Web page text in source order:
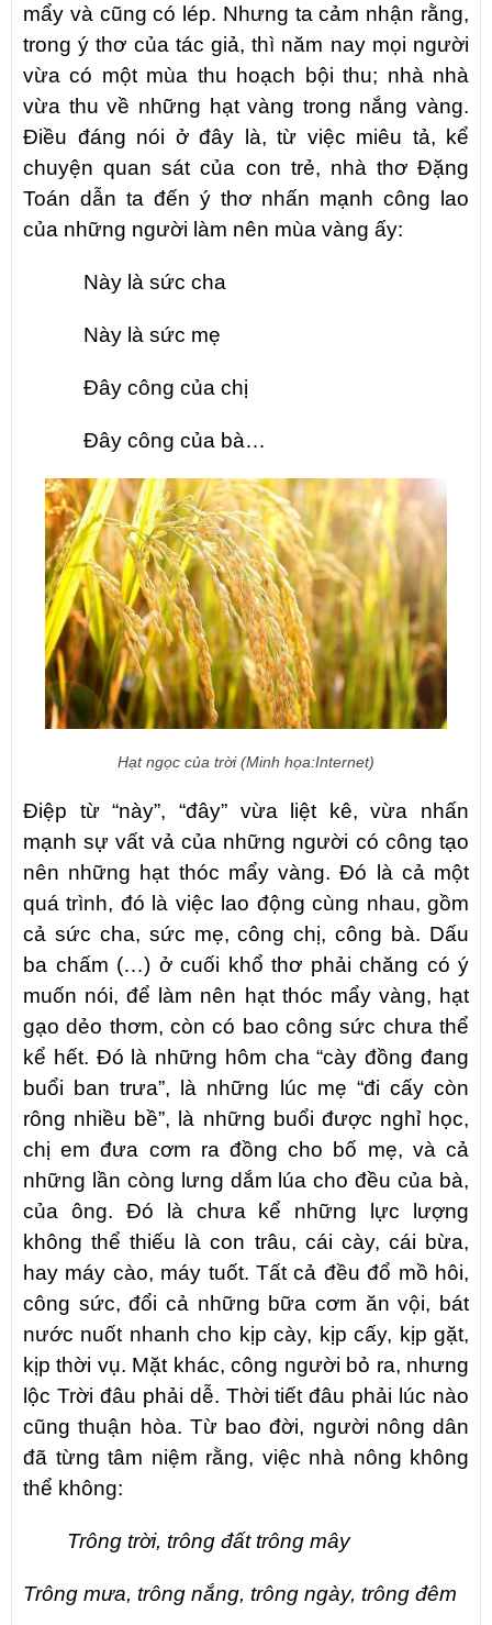
mẩy và cũng có lép. Nhưng ta cảm nhận rằng,
trong ý thơ của tác giả, thì năm nay mọi người
vừa có một mùa thu hoạch bội thu; nhà nhà
vừa thu về những hạt vàng trong nắng vàng.
Điều đáng nói ở đây là, từ việc miêu tả, kể
chuyện quan sát của con trẻ, nhà thơ Đặng
Toán dẫn ta đến ý thơ nhấn mạnh công lao
của những người làm nên mùa vàng ấy:
Này là sức cha
Này là sức mẹ
Đây công của chị
Đây công của bà…
Hạt ngọc của trời (Minh họa:Internet)
Điệp từ “này”, “đây” vừa liệt kê, vừa nhấn
mạnh sự vất vả của những người có công tạo
nên những hạt thóc mẩy vàng. Đó là cả một
quá trình, đó là việc lao động cùng nhau, gồm
cả sức cha, sức mẹ, công chị, công bà. Dấu
ba chấm (…) ở cuối khổ thơ phải chăng có ý
muốn nói, để làm nên hạt thóc mẩy vàng, hạt
gạo dẻo thơm, còn có bao công sức chưa thể
kể hết. Đó là những hôm cha “cày đồng đang
buổi ban trưa”, là những lúc mẹ “đi cấy còn
rông nhiều bề”, là những buổi được nghỉ học,
chị em đưa cơm ra đồng cho bố mẹ, và cả
những lần còng lưng dắm lúa cho đều của bà,
của ông. Đó là chưa kể những lực lượng
không thể thiếu là con trâu, cái cày, cái bừa,
hay máy cào, máy tuốt. Tất cả đều đổ mồ hôi,
công sức, đổi cả những bữa cơm ăn vội, bát
nước nuốt nhanh cho kịp cày, kịp cấy, kịp gặt,
kịp thời vụ. Mặt khác, công người bỏ ra, nhưng
lộc Trời đâu phải dễ. Thời tiết đâu phải lúc nào
cũng thuận hòa. Từ bao đời, người nông dân
đã từng tâm niệm rằng, việc nhà nông không
thể không:
Trông trời, trông đất trông mây
Trông mưa, trông nắng, trông ngày, trông đêm